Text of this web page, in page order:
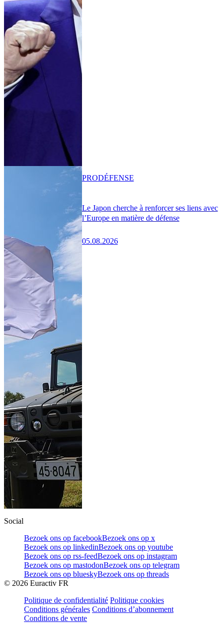
Le Japon cherche à renforcer ses liens avec
l’Europe en matière de défense
05.08.2026
PRODÉFENSE
Social
Bezoek ons op facebookBezoek ons op x
Bezoek ons op linkedinBezoek ons op youtube
Bezoek ons op rss-feedBezoek ons op instagram
Bezoek ons op mastodonBezoek ons op telegram
Bezoek ons op blueskyBezoek ons op threads
© 2026 Euractiv FR
Politique de confidentialité Politique cookies
Conditions générales Conditions d’abonnement
Conditions de vente